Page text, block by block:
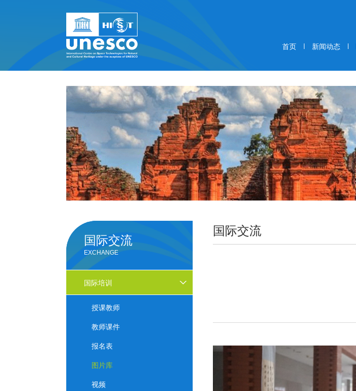
首页 新闻动态
国际交流
国际交流
EXCHANGE
国际培训
授课教师
教师课件
报名表
图片库
视频